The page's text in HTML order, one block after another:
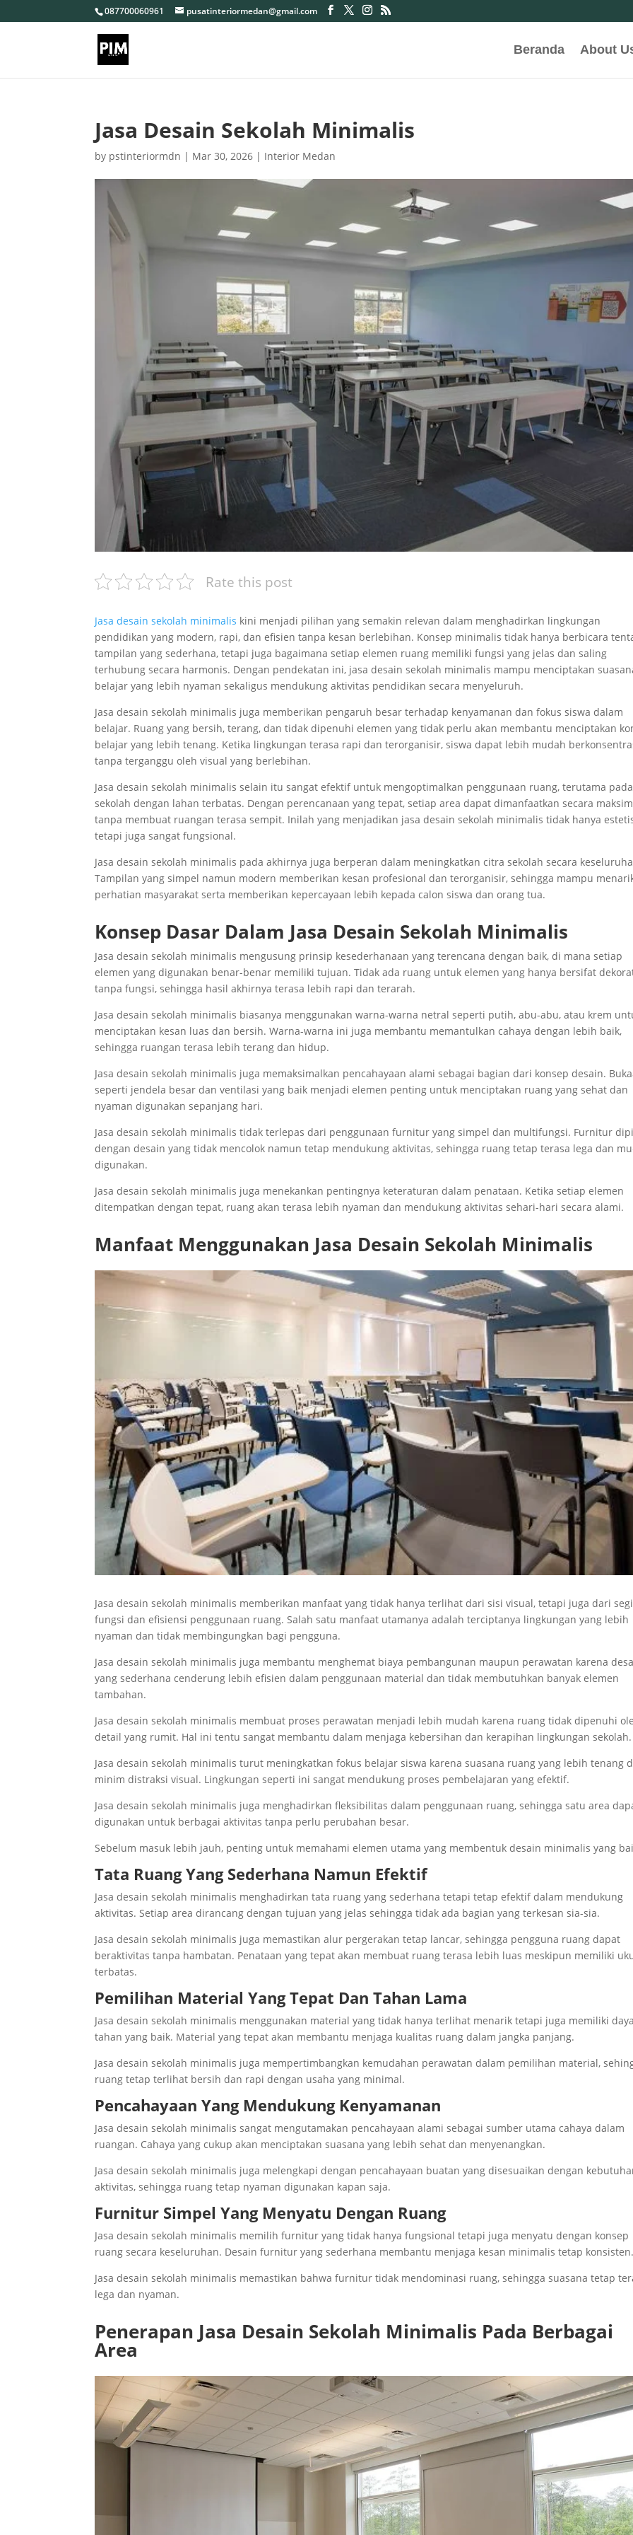
087700060961 pusatinteriormedan@gmail.com
Beranda About
Jasa Desain Sekolah Minimalis
by pstinteriormdn | Mar 30, 2026 | Interior Medan
Rate this post
Jasa desain sekolah minimalis kini menjadi pilihan yang semakin relevan dalam menghadirkan lingkungan
pendidikan yang modern, rapi, dan efisien tanpa kesan berlebihan. Konsep minimalis tidak hanya berbicara
tampilan yang sederhana, tetapi juga bagaimana setiap elemen ruang memiliki fungsi yang jelas dan saling
terhubung secara harmonis. Dengan pendekatan ini, jasa desain sekolah minimalis mampu menciptakan
belajar yang lebih nyaman sekaligus mendukung aktivitas pendidikan secara menyeluruh.
Jasa desain sekolah minimalis juga memberikan pengaruh besar terhadap kenyamanan dan fokus siswa dalam
belajar. Ruang yang bersih, terang, dan tidak dipenuhi elemen yang tidak perlu akan membantu menciptakan
belajar yang lebih tenang. Ketika lingkungan terasa rapi dan terorganisir, siswa dapat lebih mudah
tanpa terganggu oleh visual yang berlebihan.
Jasa desain sekolah minimalis selain itu sangat efektif untuk mengoptimalkan penggunaan ruang, terutama pada
sekolah dengan lahan terbatas. Dengan perencanaan yang tepat, setiap area dapat dimanfaatkan secara
tanpa membuat ruangan terasa sempit. Inilah yang menjadikan jasa desain sekolah minimalis tidak hanya
tetapi juga sangat fungsional.
Jasa desain sekolah minimalis pada akhirnya juga berperan dalam meningkatkan citra sekolah secara
Tampilan yang simpel namun modern memberikan kesan profesional dan terorganisir, sehingga mampu
perhatian masyarakat serta memberikan kepercayaan lebih kepada calon siswa dan orang tua.
Konsep Dasar Dalam Jasa Desain Sekolah Minimalis
Jasa desain sekolah minimalis mengusung prinsip kesederhanaan yang terencana dengan baik, di mana setiap
elemen yang digunakan benar-benar memiliki tujuan. Tidak ada ruang untuk elemen yang hanya bersifat
tanpa fungsi, sehingga hasil akhirnya terasa lebih rapi dan terarah.
Jasa desain sekolah minimalis biasanya menggunakan warna-warna netral seperti putih, abu-abu, atau krem
menciptakan kesan luas dan bersih. Warna-warna ini juga membantu memantulkan cahaya dengan lebih baik,
sehingga ruangan terasa lebih terang dan hidup.
Jasa desain sekolah minimalis juga memaksimalkan pencahayaan alami sebagai bagian dari konsep desain.
seperti jendela besar dan ventilasi yang baik menjadi elemen penting untuk menciptakan ruang yang sehat dan
nyaman digunakan sepanjang hari.
Jasa desain sekolah minimalis tidak terlepas dari penggunaan furnitur yang simpel dan multifungsi. Furnitur
dengan desain yang tidak mencolok namun tetap mendukung aktivitas, sehingga ruang tetap terasa lega dan
digunakan.
Jasa desain sekolah minimalis juga menekankan pentingnya keteraturan dalam penataan. Ketika setiap elemen
ditempatkan dengan tepat, ruang akan terasa lebih nyaman dan mendukung aktivitas sehari-hari secara alami.
Manfaat Menggunakan Jasa Desain Sekolah Minimalis
Jasa desain sekolah minimalis memberikan manfaat yang tidak hanya terlihat dari sisi visual, tetapi juga dari segi
fungsi dan efisiensi penggunaan ruang. Salah satu manfaat utamanya adalah terciptanya lingkungan yang lebih
nyaman dan tidak membingungkan bagi pengguna.
Jasa desain sekolah minimalis juga membantu menghemat biaya pembangunan maupun perawatan karena
yang sederhana cenderung lebih efisien dalam penggunaan material dan tidak membutuhkan banyak elemen
tambahan.
Jasa desain sekolah minimalis membuat proses perawatan menjadi lebih mudah karena ruang tidak dipenuhi
detail yang rumit. Hal ini tentu sangat membantu dalam menjaga kebersihan dan kerapihan lingkungan sekolah.
Jasa desain sekolah minimalis turut meningkatkan fokus belajar siswa karena suasana ruang yang lebih tenang
minim distraksi visual. Lingkungan seperti ini sangat mendukung proses pembelajaran yang efektif.
Jasa desain sekolah minimalis juga menghadirkan fleksibilitas dalam penggunaan ruang, sehingga satu area
digunakan untuk berbagai aktivitas tanpa perlu perubahan besar.
Sebelum masuk lebih jauh, penting untuk memahami elemen utama yang membentuk desain minimalis yang
Tata Ruang Yang Sederhana Namun Efektif
Jasa desain sekolah minimalis menghadirkan tata ruang yang sederhana tetapi tetap efektif dalam mendukung
aktivitas. Setiap area dirancang dengan tujuan yang jelas sehingga tidak ada bagian yang terkesan sia-sia.
Jasa desain sekolah minimalis juga memastikan alur pergerakan tetap lancar, sehingga pengguna ruang dapat
beraktivitas tanpa hambatan. Penataan yang tepat akan membuat ruang terasa lebih luas meskipun memiliki
terbatas.
Pemilihan Material Yang Tepat Dan Tahan Lama
Jasa desain sekolah minimalis menggunakan material yang tidak hanya terlihat menarik tetapi juga memiliki daya
tahan yang baik. Material yang tepat akan membantu menjaga kualitas ruang dalam jangka panjang.
Jasa desain sekolah minimalis juga mempertimbangkan kemudahan perawatan dalam pemilihan material,
ruang tetap terlihat bersih dan rapi dengan usaha yang minimal.
Pencahayaan Yang Mendukung Kenyamanan
Jasa desain sekolah minimalis sangat mengutamakan pencahayaan alami sebagai sumber utama cahaya dalam
ruangan. Cahaya yang cukup akan menciptakan suasana yang lebih sehat dan menyenangkan.
Jasa desain sekolah minimalis juga melengkapi dengan pencahayaan buatan yang disesuaikan dengan
aktivitas, sehingga ruang tetap nyaman digunakan kapan saja.
Furnitur Simpel Yang Menyatu Dengan Ruang
Jasa desain sekolah minimalis memilih furnitur yang tidak hanya fungsional tetapi juga menyatu dengan konsep
ruang secara keseluruhan. Desain furnitur yang sederhana membantu menjaga kesan minimalis tetap konsisten.
Jasa desain sekolah minimalis memastikan bahwa furnitur tidak mendominasi ruang, sehingga suasana tetap
lega dan nyaman.
Penerapan Jasa Desain Sekolah Minimalis Pada Berbagai
Area